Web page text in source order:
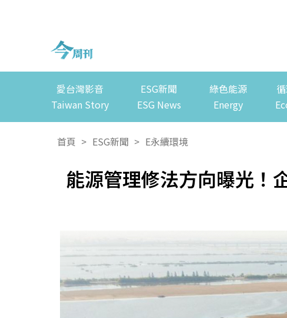
愛台灣影音
Taiwan Story
ESG新聞
ESG News
綠色能源
Energy
首頁 > ESG新聞 > E永續環境
能源管理修法方向曝光！